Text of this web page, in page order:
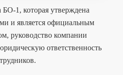
1, которая утверждена
и является официальным
руководство компании
ответственность